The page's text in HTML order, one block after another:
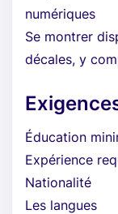
numériques
Se montrer
décales, y
Éducation
Expérience
Nationalité
Les langues